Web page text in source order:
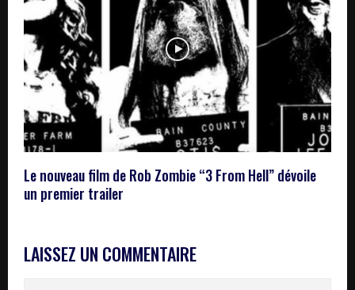
Le nouveau film de Rob Zombie “3 From Hell” dévoile
un premier trailer
LAISSEZ UN COMMENTAIRE